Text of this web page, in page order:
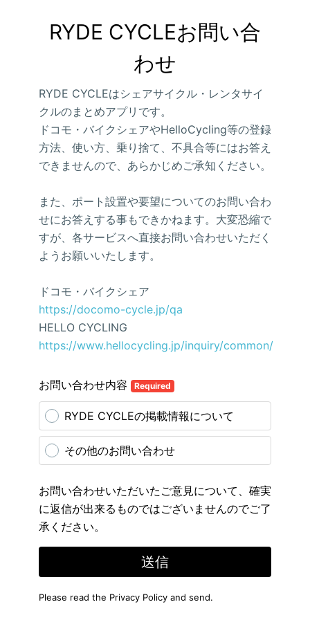
RYDE CYCLEお問い合
わせ
RYDE CYCLEはシェアサイクル・レンタサイ
クルのまとめアプリです。
ドコモ・バイクシェアやHelloCycling等の登録
方法、使い方、乗り捨て、不具合等にはお答え
できませんので、あらかじめご承知ください。
また、ポート設置や要望についてのお問い合わ
せにお答えする事もできかねます。大変恐縮で
すが、各サービスへ直接お問い合わせいただく
ようお願いいたします。
ドコモ・バイクシェア
https://docomo-cycle.jp/qa
HELLO CYCLING
https://www.hellocycling.jp/inquiry/common/
お問い合わせ内容 Required
RYDE CYCLEの掲載情報について
その他のお問い合わせ
お問い合わせいただいたご意見について、確実
に返信が出来るものではございませんのでご了
承ください。
送信
Please read the Privacy Policy and send.